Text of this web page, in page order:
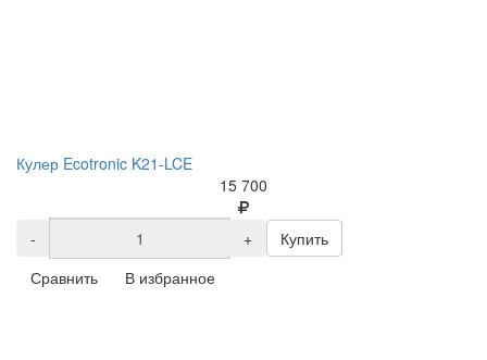
Кулер Ecotronic K21-LCE
15 700
- +
Купить
Сравнить
В избранное